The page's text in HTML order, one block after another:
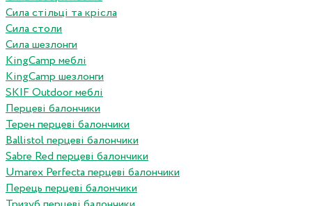
Сила стільці та крісла
Сила столи
Сила шезлонги
KingCamp меблі
KingCamp шезлонги
SKIF Outdoor меблі
Перцеві балончики
Терен перцеві балончики
Ballistol перцеві балончики
Sabre Red перцеві балончики
Umarex Perfecta перцеві балончики
Перець перцеві балончики